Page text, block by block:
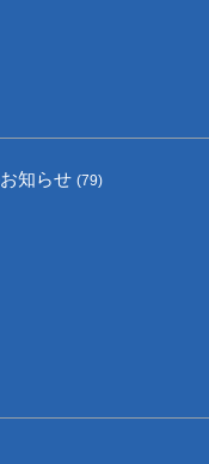
知らせ(79)